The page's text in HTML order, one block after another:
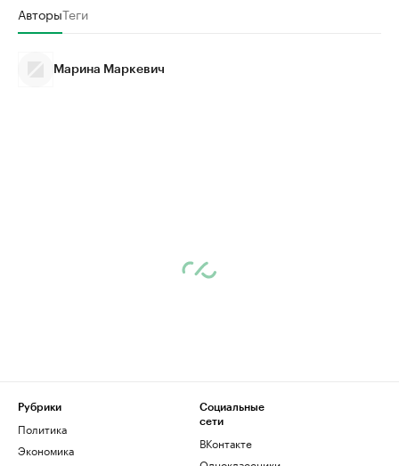
АвторыТеги
Марина Маркевич
Рубрики
Политика
Экономика
Социальные
сети
ВКонтакте